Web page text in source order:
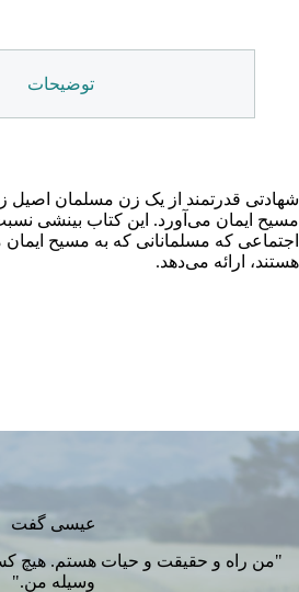
توضیحات
شهادتی قدرتمند از یک زن مسلمان اصیل
مسیح ایمان می‌آورد. این کتاب بینشی
اجتماعی که مسلمانانی که به مسیح ایمان
هستند، ارائه می‌دهد.
عیسی گفت
"من راه و حقیقت و حیات هستم. هیچ کس
وسیله من."